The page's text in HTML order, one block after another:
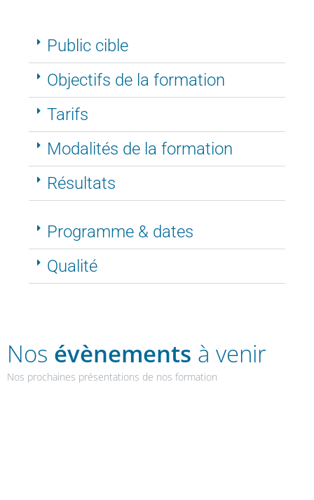
Public cible
Objectifs de la formation
Tarifs
Modalités de la formation
Résultats
Programme & dates
Qualité
Nos évènements à venir
Nos prochaines présentations de nos formation